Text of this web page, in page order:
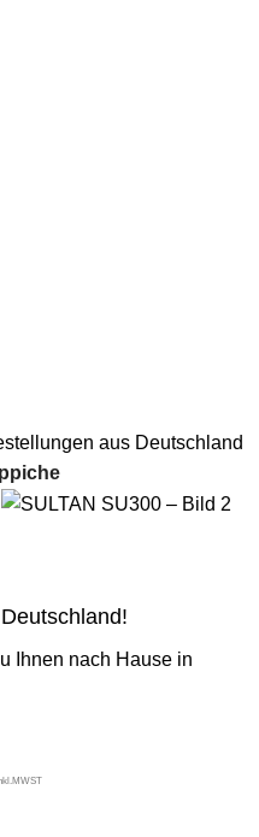
aus Deutschland
Ihnen nach Hause in